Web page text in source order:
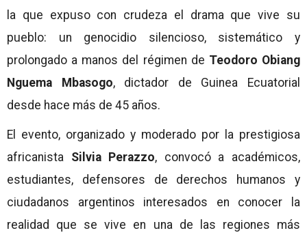
la que expuso con crudeza el drama que vive su
pueblo: un genocidio silencioso, sistemático y
prolongado a manos del régimen de Teodoro Obiang
Nguema Mbasogo, dictador de Guinea Ecuatorial
desde hace más de 45 años.
El evento, organizado y moderado por la prestigiosa
africanista Silvia Perazzo, convocó a académicos,
estudiantes, defensores de derechos humanos y
ciudadanos argentinos interesados en conocer la
realidad que se vive en una de las regiones más